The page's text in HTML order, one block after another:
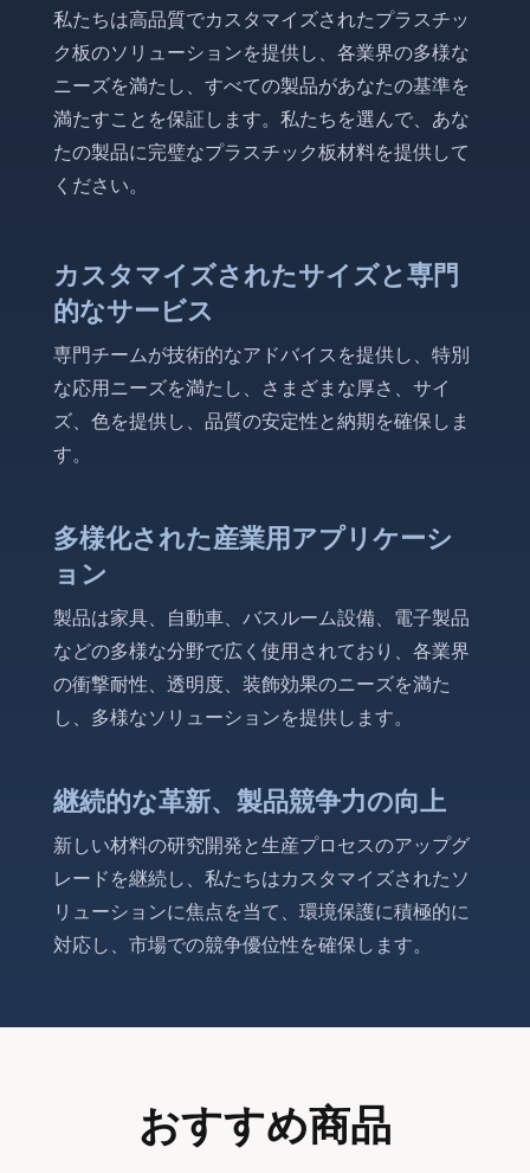
私たちは高品質でカスタマイズされたプラスチッ
ク板のソリューションを提供し、各業界の多様な
ニーズを満たし、すべての製品があなたの基準を
満たすことを保証します。私たちを選んで、あな
たの製品に完璧なプラスチック板材料を提供して
ください。
カスタマイズされたサイズと専門
的なサービス
専門チームが技術的なアドバイスを提供し、特別
な応用ニーズを満たし、さまざまな厚さ、サイ
ズ、色を提供し、品質の安定性と納期を確保しま
す。
多様化された産業用アプリケーシ
ョン
製品は家具、自動車、バスルーム設備、電子製品
などの多様な分野で広く使用されており、各業界
の衝撃耐性、透明度、装飾効果のニーズを満た
し、多様なソリューションを提供します。
継続的な革新、製品競争力の向上
新しい材料の研究開発と生産プロセスのアップグ
レードを継続し、私たちはカスタマイズされたソ
リューションに焦点を当て、環境保護に積極的に
対応し、市場での競争優位性を確保します。
おすすめ商品